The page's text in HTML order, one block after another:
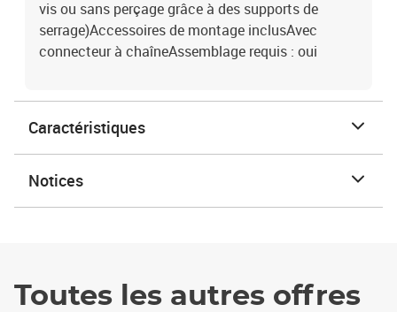
vis ou sans perçage grâce à des supports de
serrage)Accessoires de montage inclusAvec
connecteur à chaîneAssemblage requis : oui
Caractéristiques
Notices
Toutes les autres offres